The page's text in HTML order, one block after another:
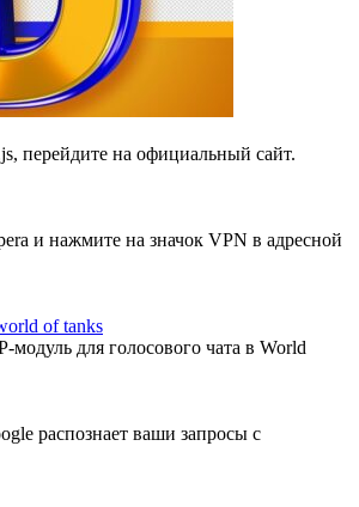
перейдите на официальный сайт.
и нажмите на значок VPN в адресной
of tanks
для голосового чата в World
распознает ваши запросы с